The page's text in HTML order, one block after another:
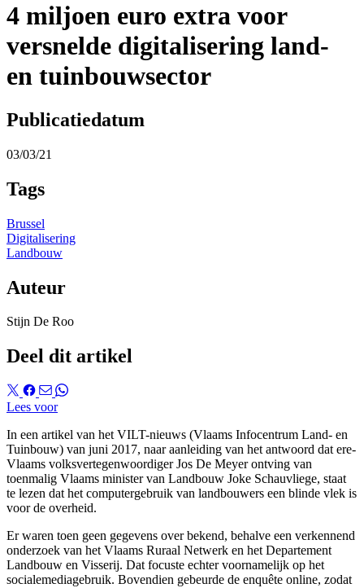
4 miljoen euro extra voor
versnelde digitalisering land-
en tuinbouwsector
Publicatiedatum
03/03/21
Tags
Brussel
Digitalisering
Landbouw
Auteur
Stijn De Roo
Deel dit artikel
Lees voor
In een artikel van het VILT-nieuws (Vlaams Infocentrum Land- en
Tuinbouw) van juni 2017, naar aanleiding van het antwoord dat ere-
Vlaams volksvertegenwoordiger Jos De Meyer ontving van
toenmalig Vlaams minister van Landbouw Joke Schauvliege, staat
te lezen dat het computergebruik van landbouwers een blinde vlek is
voor de overheid.
Er waren toen geen gegevens over bekend, behalve een verkennend
onderzoek van het Vlaams Ruraal Netwerk en het Departement
Landbouw en Visserij. Dat focuste echter voornamelijk op het
socialemediagebruik. Bovendien gebeurde de enquête online, zodat